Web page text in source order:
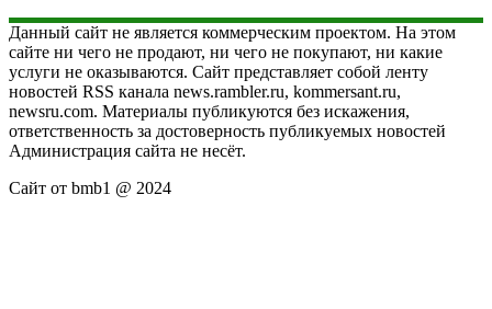
Данный сайт не является коммерческим проектом. На этом
сайте ни чего не продают, ни чего не покупают, ни какие
услуги не оказываются. Сайт представляет собой ленту
новостей RSS канала news.rambler.ru, kommersant.ru,
newsru.com. Материалы публикуются без искажения,
ответственность за достоверность публикуемых новостей
Администрация сайта не несёт.
Сайт от bmb1 @ 2024